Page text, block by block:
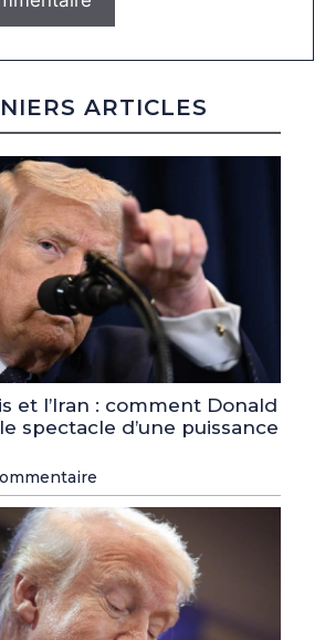
ARTICLES
et l’Iran : comment Donald
spectacle d’une puissance